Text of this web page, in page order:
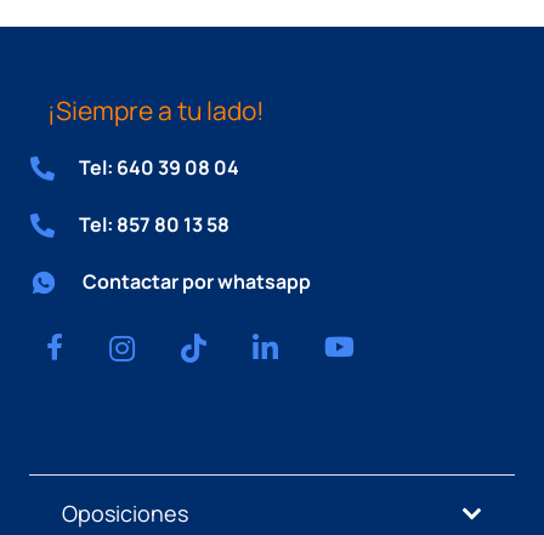
¡Siempre a tu lado!
Tel: 640 39 08 04
Tel: 857 80 13 58
Contactar por whatsapp
Oposiciones